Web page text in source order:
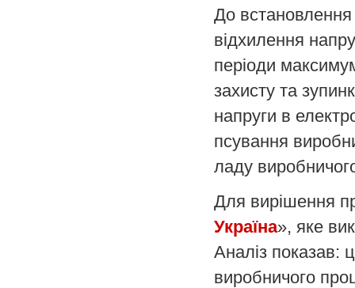
До встановлення
відхилення
періоди
захисту та
напруги в
псування
ладу
Для вирішення
Україна», яке
Аналіз показав:
виробничого